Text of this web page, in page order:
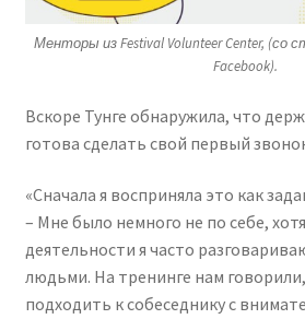
Менторы из Festival Volunteer Center, (со
Facebook).
Вскоре Тунге обнаружила, что
готова сделать свой первый
«Сначала я восприняла это как
– Мне было немного не по себе,
деятельности я часто
людьми. На тренинге нам
подходить к собеседнику с